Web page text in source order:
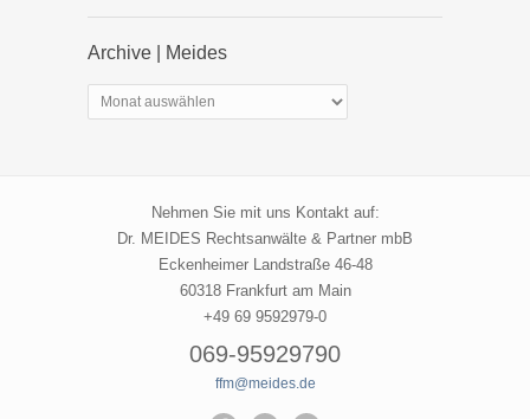
Archive | Meides
Archive
|
Nehmen Sie mit uns Kontakt auf:
Dr. MEIDES Rechtsanwälte & Partner mbB
Eckenheimer Landstraße 46-48
60318 Frankfurt am Main
+49 69 9592979-0
069-95929790
ffm@meides.de